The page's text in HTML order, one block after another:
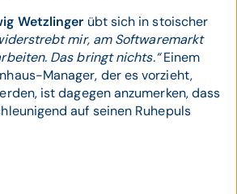
Wetzlinger übt sich in stoischer
mir, am Softwaremarkt
Das bringt nichts.“Einem
Manager, der es vorzieht,
ist dagegen anzumerken, dass
auf seinen Ruhepuls